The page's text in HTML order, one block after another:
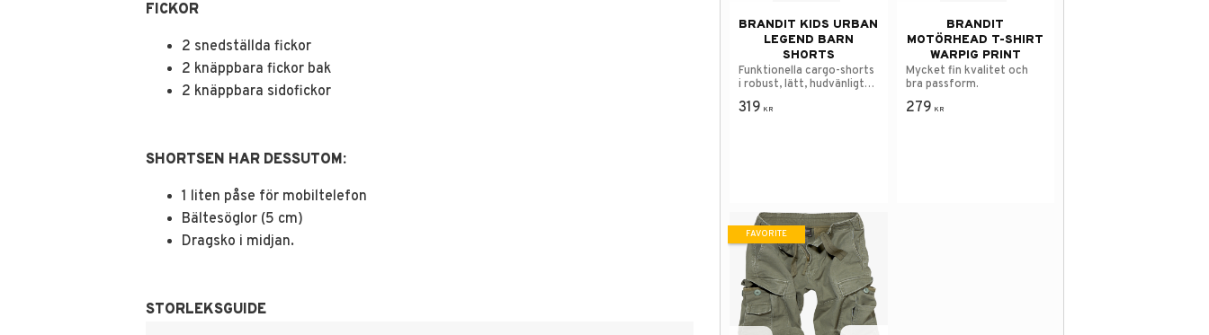
FICKOR
2 snedställda fickor
2 knäppbara fickor bak
2 knäppbara sidofickor
SHORTSEN HAR DESSUTOM:
1 liten påse för mobiltelefon
Bältesöglor (5 cm)
Dragsko i midjan.
STORLEKSGUIDE
BRANDIT KIDS URBAN
LEGEND BARN
SHORTS
Funktionella cargo-shorts
i robust, lätt, hudvänligt
bomullsmaterial.
319 KR
BRANDIT
MOTÖRHEAD T-SHIRT
WARPIG PRINT
Mycket fin kvalitet och
bra passform.
279 KR
FAVORITE